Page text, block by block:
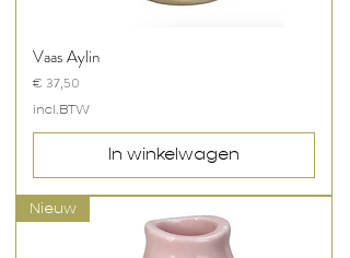
Vaas Aylin
Prijs
€ 37,50
incl.BTW
In winkelwagen
Nieuw